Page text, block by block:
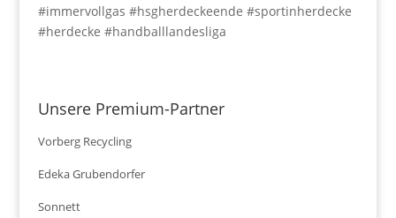
#immervollgas #hsgherdeckeende #sportinherdecke
#herdecke #handballlandesliga
Unsere Premium-Partner
Vorberg Recycling
Edeka Grubendorfer
Sonnett